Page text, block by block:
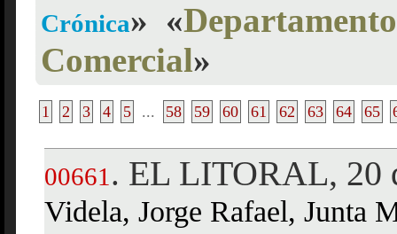
Crónica» «
Comercial»
1 2 3 4 5 ... 58 59 60 61 62 63 64 65
00661 . EL LITORAL, 20
Videla, Jorge Rafael, Junta